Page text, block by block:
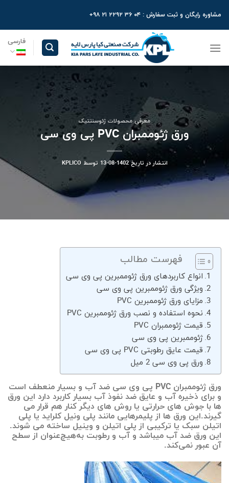
content
مشاوره رایگان و ثبت سفارش : ۰۴ ۳۶ ۲۲۹۲ ۲۱ ۹۸+
فارسی
معرفی محصولات ژئوسنتتیک
ورق ژئوممبران PVC پی وی سی
انتشار در تاریخ1402-08-13 توسطKPLICO
فهرست مطالب
انواع کاربردهای ورق ژئوممبرین پی وی سی
ویژگی ورق ژئوممبرین پی وی سی
مزایای ورق ژئوممبرین PVC
نحوه استفاده و نصب ورق ژئوممبرین PVC
قیمت ژئوممبران PVC
ژئوممبرین پی وی سی
قیمت عایق رطوبتی PVC پی وی سی
ورق پی وی سی 2 میل
ورق ژئوممبران PVC پی وی سی ضد آب و بسیار منعطف است
و برای ذخیره آب و عایق ضد نفوذ آب بسیار کاربرد دارد این ورق
ها با جوش های حرارتی یا روش های دیگر کنار هم قرار می
گیرند.این ورق ها از پلیمرهایی مانند پلی ونیل کلراید یا پلی
اتیلن سبک یا ترکیبی از پلی اتیلن و وینیل ساخته می شوند.
این ورق‌ ضد آب میباشد و آب و رطوبت به‌هیچ‌عنوان از سطح
آن عبور نمی‌کند.